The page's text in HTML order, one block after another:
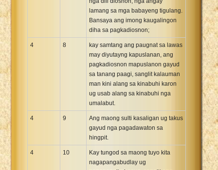
lamang sa mga babayeng tigulang.
Bansaya ang imong kaugalingon
diha sa pagkadiosnon;
4 8
kay samtang ang paugnat sa lawas
may diyutayng kapuslanan, ang
pagkadiosnon mapuslanon gayud
sa tanang paagi, sanglit kalauman
man kini alang sa kinabuhi karon
ug usab alang sa kinabuhi nga
umalabut.
4 9
Ang maong sulti kasaligan ug takus
gayud nga pagadawaton sa
hingpit.
4 10
Kay tungod sa maong tuyo kita
nagapangabudlay ug